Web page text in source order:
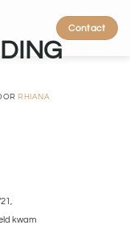
Contact
RHIANA
kwam